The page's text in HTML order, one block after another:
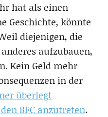
hat als einen
Geschichte, könnte
diejenigen, die
aufzubauen,
Kein Geld mehr
in der
überlegt
BFC anzutreten.